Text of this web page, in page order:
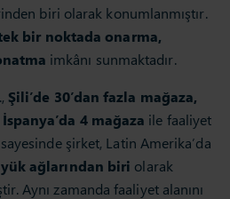
biri olarak konumlanmıştır.
bir noktada onarma,
imkânı sunmaktadır.
Şili’de 30’dan fazla mağaza,
4 mağaza ile faaliyet
şirket, Latin Amerika’da
ağlarından biri olarak
Aynı zamanda faaliyet alanını